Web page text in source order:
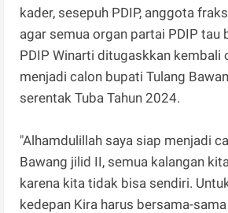
kader, sesepuh PDIP, anggota
agar semua organ partai PDIP tau
PDIP Winarti ditugaskkan kembali
menjadi calon bupati Tulang
serentak Tuba Tahun 2024.
"Alhamdulillah saya siap menjadi
Bawang jilid II, semua kalangan
karena kita tidak bisa sendiri.
kedepan Kira harus bersama-